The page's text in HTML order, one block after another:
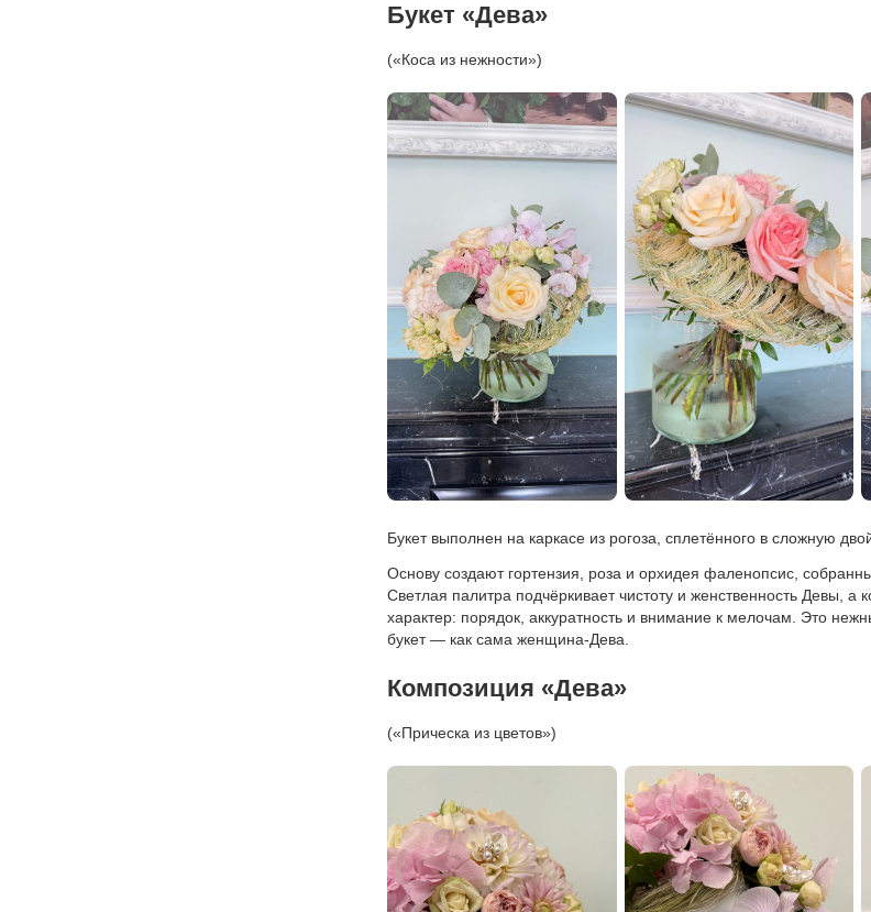
Букет «Дева»
(«Коса из нежности»)
Букет выполнен на каркасе из рогоза, сплетённого в сложную
Основу создают гортензия, роза и орхидея фаленопсис,
Светлая палитра подчёркивает чистоту и женственность Девы, а
характер: порядок, аккуратность и внимание к мелочам. Это
букет — как сама женщина-Дева.
Композиция «Дева»
(«Прическа из цветов»)